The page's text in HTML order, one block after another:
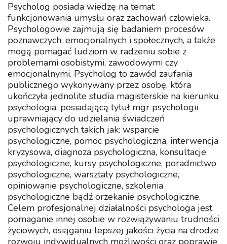
Psycholog posiada wiedzę na temat
funkcjonowania umysłu oraz zachowań człowieka.
Psychologowie zajmują się badaniem procesów
poznawczych, emocjonalnych i społecznych, a także
mogą pomagać ludziom w radzeniu sobie z
problemami osobistymi, zawodowymi czy
emocjonalnymi. Psycholog to zawód zaufania
publicznego wykonywany przez osobę, która
ukończyła jednolite studia magisterskie na kierunku
psychologia, posiadającą tytuł mgr psychologii
uprawniający do udzielania świadczeń
psychologicznych takich jak: wsparcie
psychologiczne, pomoc psychologiczna, interwencja
kryzysowa, diagnoza psychologiczna, konsultacje
psychologiczne, kursy psychologiczne, poradnictwo
psychologiczne, warsztaty psychologiczne,
opiniowanie psychologiczne, szkolenia
psychologiczne bądź orzekanie psychologiczne.
Celem profesjonalnej działalności psychologa jest
pomaganie innej osobie w rozwiązywaniu trudności
życiowych, osiąganiu lepszej jakości życia na drodze
rozwoju indywidualnych możliwości oraz poprawie